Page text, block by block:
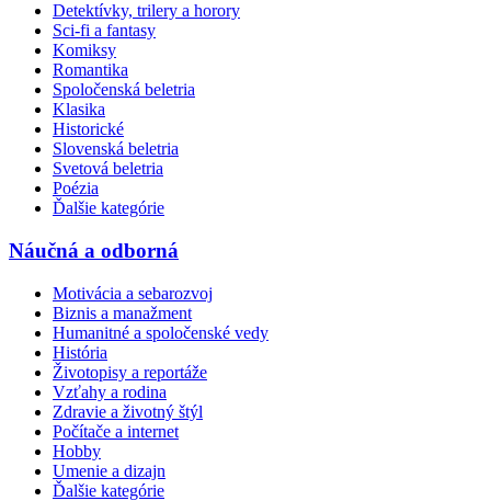
Detektívky, trilery a horory
Sci-fi a fantasy
Komiksy
Romantika
Spoločenská beletria
Klasika
Historické
Slovenská beletria
Svetová beletria
Poézia
Ďalšie kategórie
Náučná a odborná
Motivácia a sebarozvoj
Biznis a manažment
Humanitné a spoločenské vedy
História
Životopisy a reportáže
Vzťahy a rodina
Zdravie a životný štýl
Počítače a internet
Hobby
Umenie a dizajn
Ďalšie kategórie